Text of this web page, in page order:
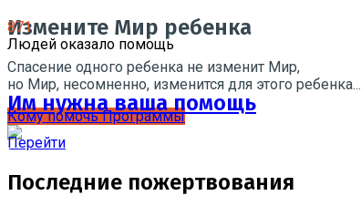
Измените Мир ребенка
Спасение одного ребенка не изменит Мир,
но Мир, несомненно, изменится для этого ребенка...
Кому помочьПрограммы
871
Людей оказало помощь
Им нужна ваша помощь
Перейти
Последние пожертвования